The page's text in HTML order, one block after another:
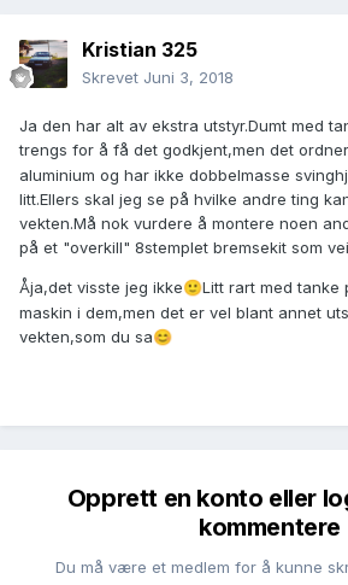
Kristian 325
Skrevet Juni 3, 2018
Ja den har alt av ekstra utstyr.Dumt med
trengs for å få det godkjent,men det
aluminium og har ikke dobbelmasse
litt.Ellers skal jeg se på hvilke andre ting
vekten.Må nok vurdere å montere noen
på et "overkill" 8stemplet bremsekit som
Åja,det visste jeg ikke🙂Litt rart med tanke
maskin i dem,men det er vel blant annet
vekten,som du sa😊
Opprett en konto eller
kommentere
Du må være et medlem for å kunne